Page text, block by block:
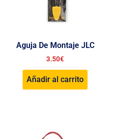
Aguja De Montaje JLC
3.50€
Añadir al carrito